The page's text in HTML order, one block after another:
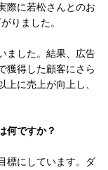
際に若松さんとのお
りました。
ました。結果、広告
獲得した顧客にさら
に売上が向上し、
何ですか？
標にしています。ダ